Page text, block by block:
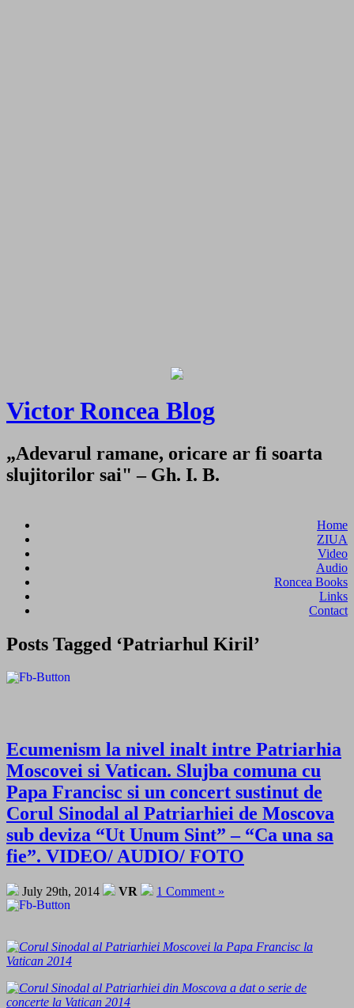
Victor Roncea Blog
„Adevarul ramane, oricare ar fi soarta
slujitorilor sai" – Gh. I. B.
Home
ZIUA
Video
Audio
Roncea Books
Links
Contact
Posts Tagged ‘Patriarhul Kiril’
Ecumenism la nivel inalt intre Patriarhia
Moscovei si Vatican. Slujba comuna cu
Papa Francisc si un concert sustinut de
Corul Sinodal al Patriarhiei de Moscova
sub deviza “Ut Unum Sint” – “Ca una sa
fie”. VIDEO/ AUDIO/ FOTO
July 29th, 2014 VR 1 Comment »